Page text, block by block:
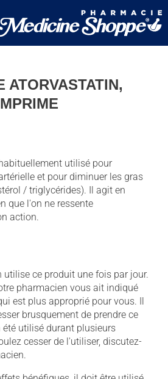
ATORVASTATIN,
utilisé pour
et pour diminuer les gras
/ triglycérides). Il agit en
que l'on ne ressente
action.
utilise ce produit une fois par jour.
pharmacien vous ait indiqué
est plus approprié pour vous. Il
brusquement de prendre ce
utilisé durant plusieurs
cesser de l'utiliser, discutez-